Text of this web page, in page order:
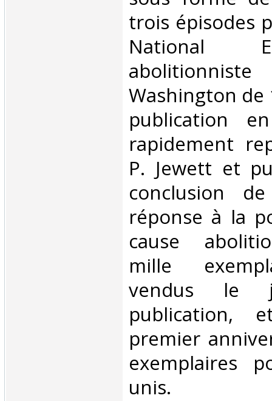
trois épisodes
National
Washington de
publication
rapidement
P. Jewett et
conclusion
réponse à la
cause
mille
vendus le
publication,
premier
exemplaires
unis. ‎